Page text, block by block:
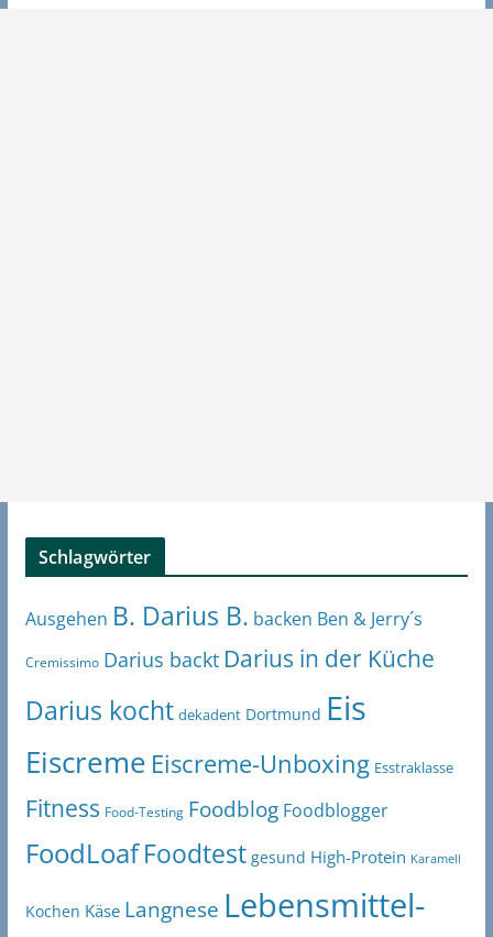
Schlagwörter
Ausgehen B. Darius B. backen Ben & Jerry´s
Cremissimo Darius backt Darius in der Küche
Darius kocht dekadent Dortmund Eis
Eiscreme Eiscreme-Unboxing Esstraklasse
Fitness Food-Testing Foodblog Foodblogger
FoodLoaf Foodtest gesund High-Protein Karamell
Kochen Käse Langnese Lebensmittel-